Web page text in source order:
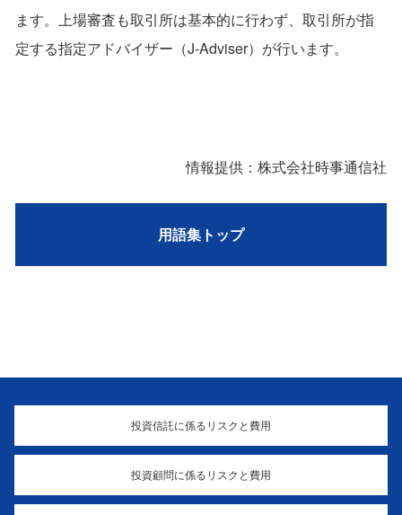
ます。上場審査も取引所は基本的に行わず、取引所が指
定する指定アドバイザー（J-Adviser）が行います。
情報提供：株式会社時事通信社
用語集トップ
投資信託に係るリスクと費用
投資顧問に係るリスクと費用